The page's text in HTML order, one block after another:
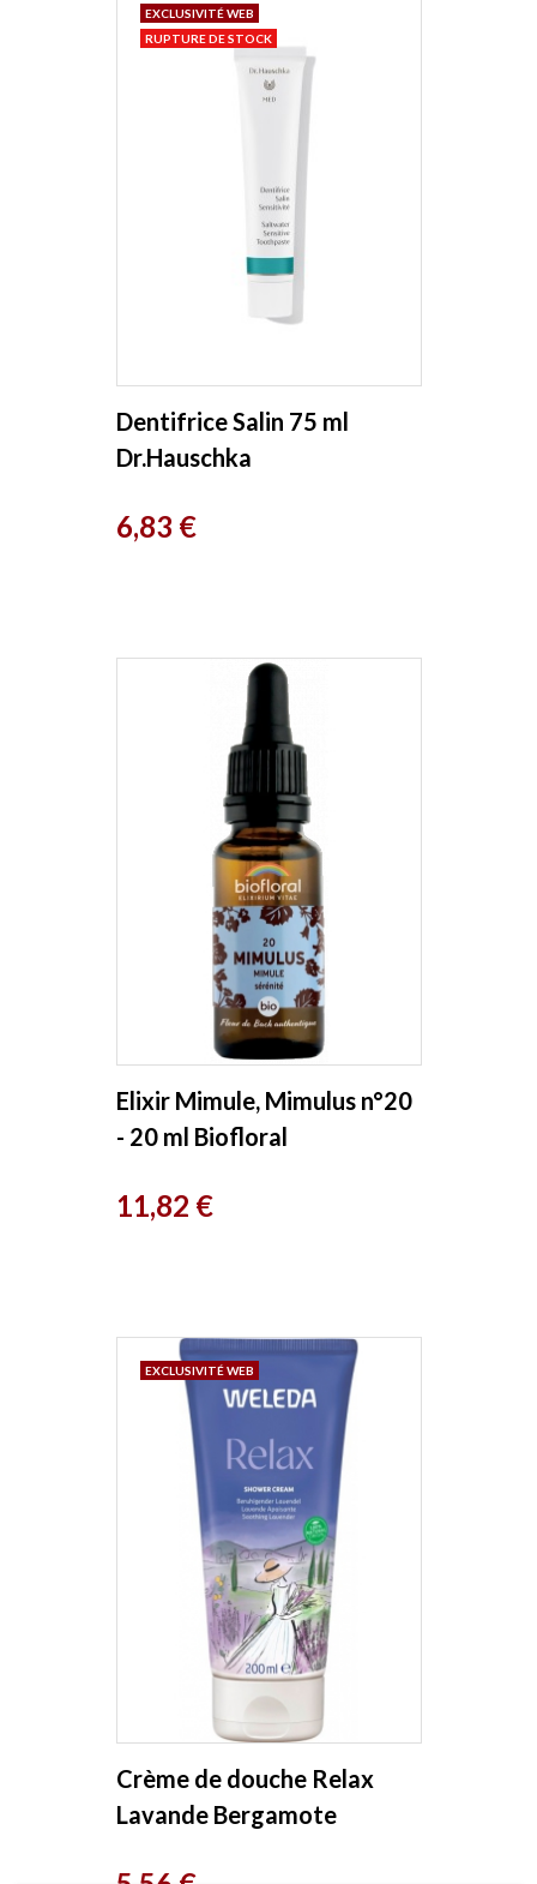
Dentifrice Salin 75 ml
Dr.Hauschka
Prix
6,83 €
EXCLUSIVITÉ WEB
RUPTURE DE STOCK
Elixir Mimule, Mimulus n°20
- 20 ml Biofloral
Prix
11,82 €
Crème de douche Relax
Lavande Bergamote
EXCLUSIVITÉ WEB